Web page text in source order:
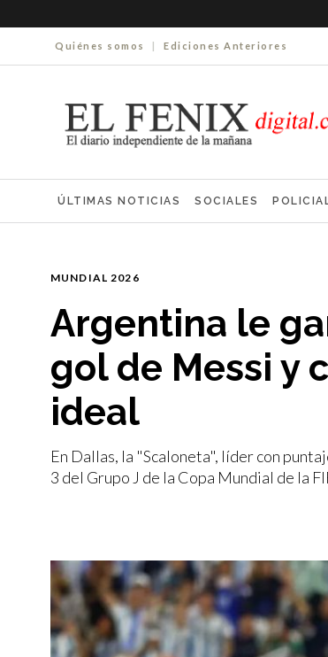
Quiénes somos | Ediciones Anteriores
ÚLTIMAS NOTICIAS SOCIALES
MUNDIAL 2026
Argentina le
gol de Messi y
ideal
En Dallas, la "Scaloneta", líder con
3 del Grupo J de la Copa Mundial de la